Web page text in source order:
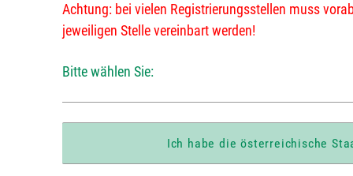
Achtung: bei vielen Registrierungsstellen muss
jeweiligen Stelle vereinbart werden!
Bitte wählen Sie:
Ich habe die österreichische